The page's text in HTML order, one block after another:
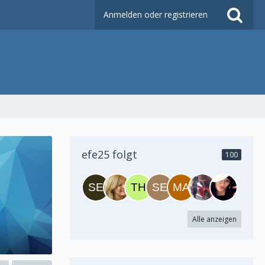
Anmelden oder registrieren
efe25 folgt 100
Alle anzeigen